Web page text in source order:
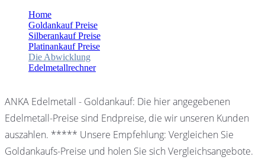
Home
Goldankauf Preise
Silberankauf Preise
Platinankauf Preise
Die Abwicklung
Edelmetallrechner
ANKA Edelmetall - Goldankauf: Die hier angegebenen
Edelmetall-Preise sind Endpreise, die wir unseren Kunden
auszahlen. ***** Unsere Empfehlung: Vergleichen Sie
Goldankaufs-Preise und holen Sie sich Vergleichsangebote.